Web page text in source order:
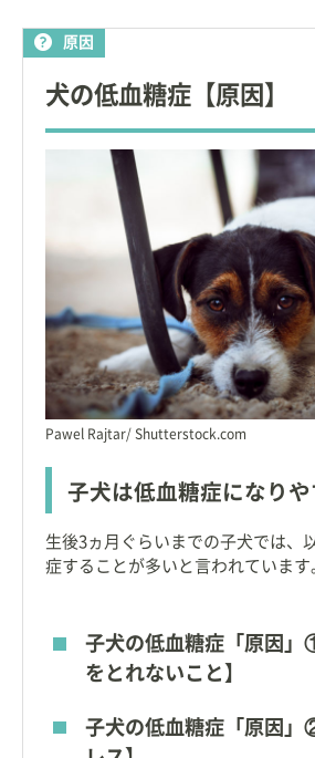
原因
犬の低血糖症【原因】
Pawel Rajtar/ Shutterstock.com
子犬は低血糖症になりや
生後3ヵ月ぐらいまでの子犬では、
症することが多いと言われています
子犬の低血糖症「原因
をとれないこと】
子犬の低血糖症「原因」